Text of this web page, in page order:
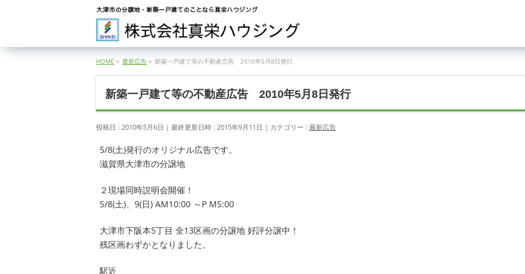
HOME » 最新広告 » 新築一戸建て等の不動産広告 2010年5月8日発行
新築一戸建て等の不動産広告 2010年5月8日発行
投稿日 : 2010年5月6日 最終更新日時 : 2015年9月11日 カテゴリー : 最新広告
5/8(土)発行のオリジナル広告です。
滋賀県大津市の分譲地
２現場同時説明会開催！
5/8(土)、9(日) AM10:00 ～P M5:00
大津市下阪本5丁目 全13区画の分譲地 好評分譲中！
残区画わずかとなりました。
駅近